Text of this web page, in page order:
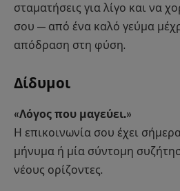
σταματήσεις για λίγο και να
σου — από ένα καλό γεύμα
απόδραση στη φύση.
Δίδυμοι
«Λόγος που μαγεύει.»
Η επικοινωνία σου έχει
μήνυμα ή μία σύντομη
νέους ορίζοντες.